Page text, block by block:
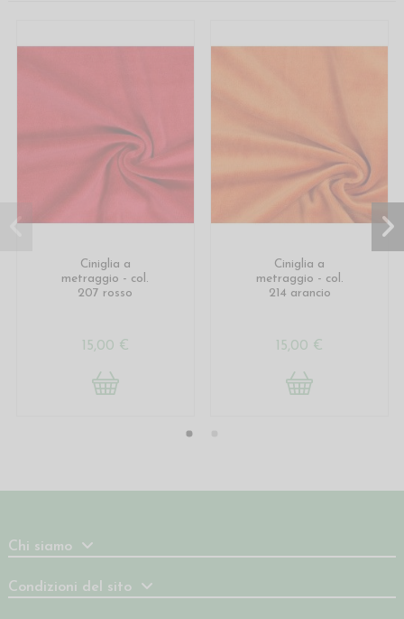
Ciniglia a
metraggio - col.
207 rosso
15,00 €
Ciniglia a
metraggio - col.
214 arancio
15,00 €
Chi siamo
Condizioni del sito